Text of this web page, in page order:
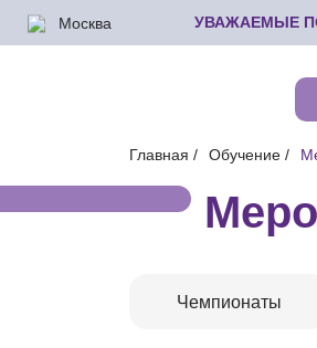
УВАЖАЕМЫЕ
Москва
Главная Обучение
Чемпионаты